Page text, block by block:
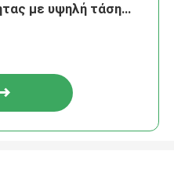
με υψηλή τάση